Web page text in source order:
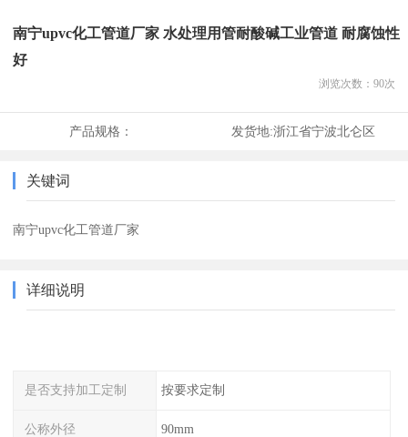
南宁upvc化工管道厂家 水处理用管耐酸碱工业管道 耐腐蚀性
好
浏览次数： 90次
产品规格： 发货地:浙江省宁波北仑区
关键词
南宁upvc化工管道厂家
详细说明
是否支持加工定制 按要求定制
公称外径 90mm